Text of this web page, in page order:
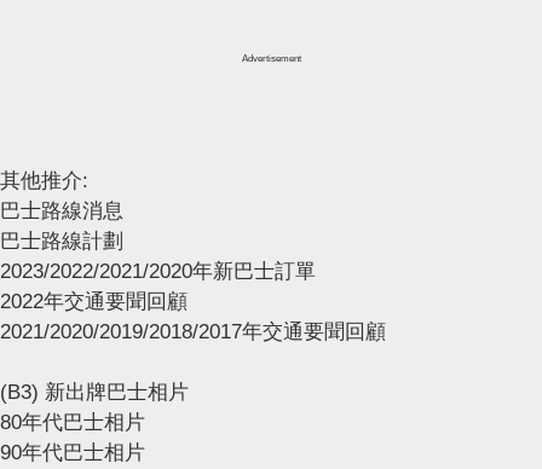
Advertisement
其他推介:
巴士路線消息
巴士路線計劃
2023/2022/2021/2020年新巴士訂單
2022年交通要聞回顧
2021/2020/2019/2018/2017年交通要聞回顧
(B3) 新出牌巴士相片
80年代巴士相片
90年代巴士相片